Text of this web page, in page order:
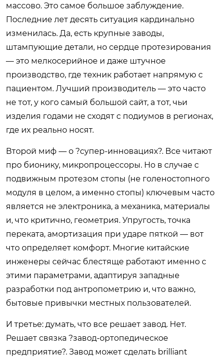
массово. Это самое большое заблуждение.
Последние лет десять ситуация кардинально
изменилась. Да, есть крупные заводы,
штампующие детали, но сердце протезирования
— это мелкосерийное и даже штучное
производство, где техник работает напрямую с
пациентом. Лучший производитель — это часто
не тот, у кого самый большой сайт, а тот, чьи
изделия годами не сходят с подиумов в регионах,
где их реально носят.
Второй миф — о ?супер-инновациях?. Все читают
про бионику, микропроцессоры. Но в случае с
подвижным протезом стопы (не голеностопного
модуля в целом, а именно стопы) ключевым часто
является не электроника, а механика, материалы
и, что критично, геометрия. Упругость, точка
переката, амортизация при ударе пяткой — вот
что определяет комфорт. Многие китайские
инженеры сейчас блестяще работают именно с
этими параметрами, адаптируя западные
разработки под антропометрию и, что важно,
бытовые привычки местных пользователей.
И третье: думать, что все решает завод. Нет.
Решает связка ?завод-ортопедическое
предприятие?. Завод может сделать brilliant